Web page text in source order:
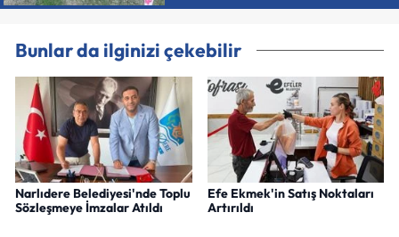
Bunlar da ilginizi çekebilir
Narlıdere Belediyesi'nde Toplu
Sözleşmeye İmzalar Atıldı
Efe Ekmek'in Satış Noktaları
Artırıldı